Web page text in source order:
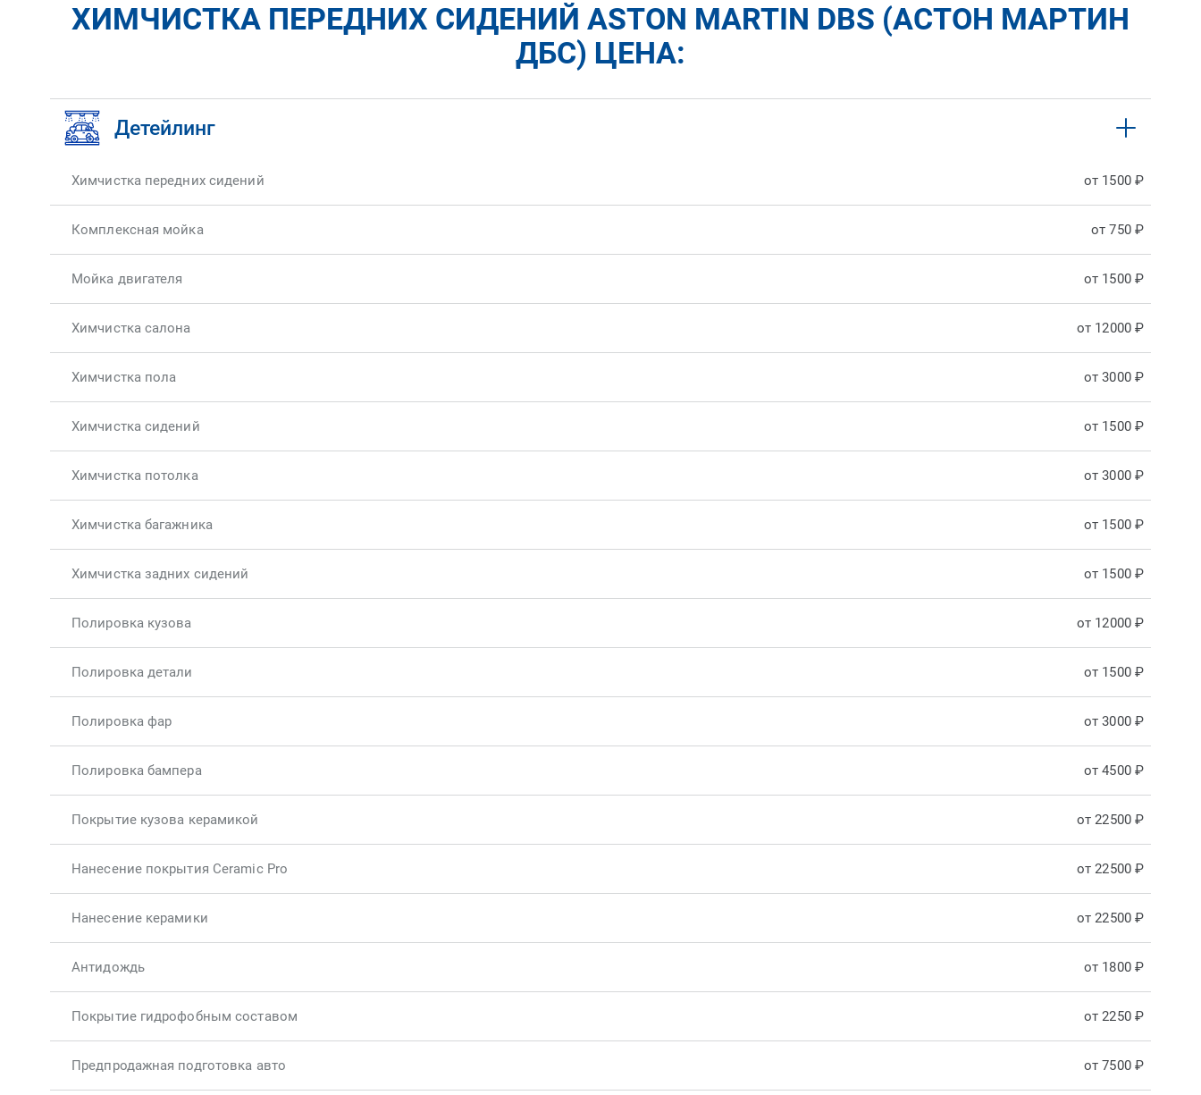
ХИМЧИСТКА ПЕРЕДНИХ СИДЕНИЙ ASTON MARTIN DBS (АСТОН МАРТИН
ДБС) ЦЕНА:
Детейлинг
Химчистка передних сидений от 1500 ₽
Комплексная мойка от 750 ₽
Мойка двигателя от 1500 ₽
Химчистка салона от 12000 ₽
Химчистка пола от 3000 ₽
Химчистка сидений от 1500 ₽
Химчистка потолка от 3000 ₽
Химчистка багажника от 1500 ₽
Химчистка задних сидений от 1500 ₽
Полировка кузова от 12000 ₽
Полировка детали от 1500 ₽
Полировка фар от 3000 ₽
Полировка бампера от 4500 ₽
Покрытие кузова керамикой от 22500 ₽
Нанесение покрытия Ceramic Pro от 22500 ₽
Нанесение керамики от 22500 ₽
Антидождь от 1800 ₽
Покрытие гидрофобным составом от 2250 ₽
Предпродажная подготовка авто от 7500 ₽